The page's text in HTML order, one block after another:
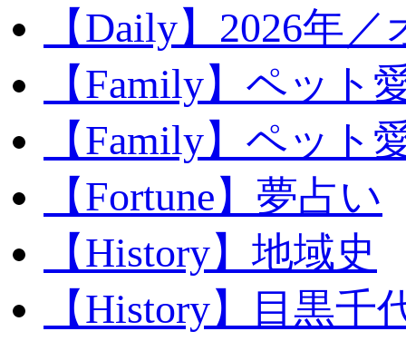
【Daily】2026年
【Family】ペット
【Family】ペット
【Fortune】夢占い
【History】地域史
【History】目黒千